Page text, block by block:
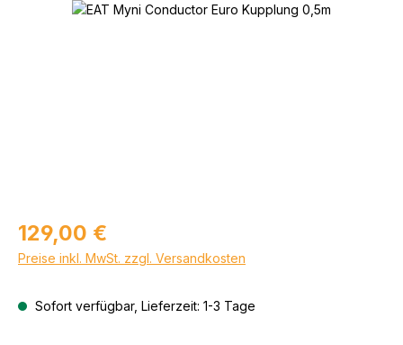
Bildergalerie überspringen
Regulärer Preis:
129,00 €
Preise inkl. MwSt. zzgl. Versandkosten
Sofort verfügbar, Lieferzeit: 1-3 Tage